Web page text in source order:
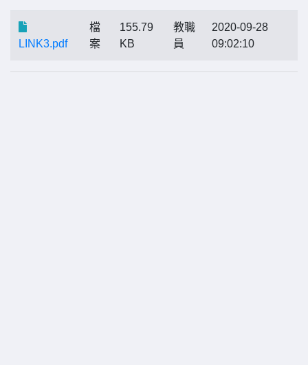
LINK3.pdf
檔
案
155.79
KB
教職
員
2020-09-28
09:02:10